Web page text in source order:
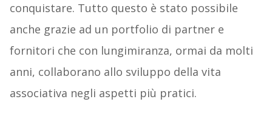
conquistare. Tutto questo è stato possibile
anche grazie ad un portfolio di partner e
fornitori che con lungimiranza, ormai da molti
anni, collaborano allo sviluppo della vita
associativa negli aspetti più pratici.